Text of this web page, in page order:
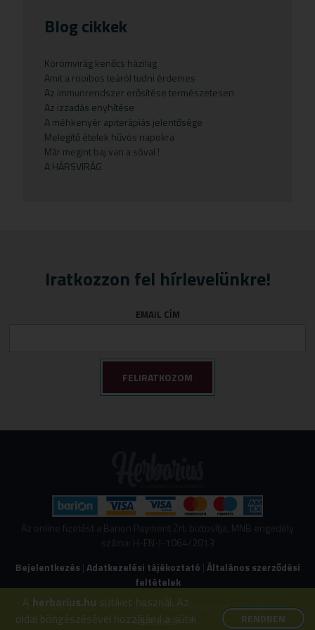
Bébi italok
Bébiételek
Fogkrémek
Gyermekteák
Gyermekvállalás
Gyümölcspüré
Tápszer
Kávé
Növényi magvak
Olajok
Pelyhek
Csonterősítők
Ekcéma
Emésztési panaszok
Erőnlétfokozók
Fejfájás
Felfázás
Idegrendszer
Légzőszervek egészsége
Mozgásszervi panaszok
Savlekötők
Stresszkezelés
Szív és érrendszeri támogatók
Vércukorszint szabályozás
Viszér panaszokra
Potencianövelő
Prosztata
Sampon
Szappan
Testápolók
Tusfürdő
Növényi magvak
Palacsintaliszt
Pizza alap
Sörélesztő
Naturstar
VIRDE
Hajvégápolók
Samponok
Lisztek
Növényi magvak
Növényi zsírok
Rizstészták
Szirupok
Üdítők
Blog cikkek
Körömvirág kenőcs házilag
Amit a rooibos teáról tudni érdemes
Az immunrendszer erősítése természetesen
Az izzadás enyhítése
A méhkenyér apiterápiás jelentősége
Melegítő ételek hűvös napokra
Már megint baj van a sóval !
A HÁRSVIRÁG
Iratkozzon fel hírlevelünkre!
EMAIL CÍM
Az online fizetést a Barion Payment Zrt. biztosítja, MNB engedély
száma: H-EN-I-1064/2013
Bejelentkezés |Adatkezelési tájékoztató |Általános szerződési
feltételek
© Copyright 2026 Herbarius | All Rights Reserved. | Designed by
ASSEMBLY
A herbarius.hu sütiket használ. Az
oldal böngészésével hozzájárul a sütik
RENDBEN